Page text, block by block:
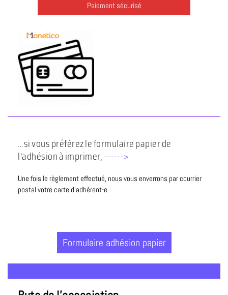
Paiement sécurisé
…si vous préférez le formulaire papier de
l'adhésion à imprimer,------>
Une fois le règlement effectué, nous vous enverrons par courrier
postal votre carte d'adhérent-e
Formulaire adhésion papier